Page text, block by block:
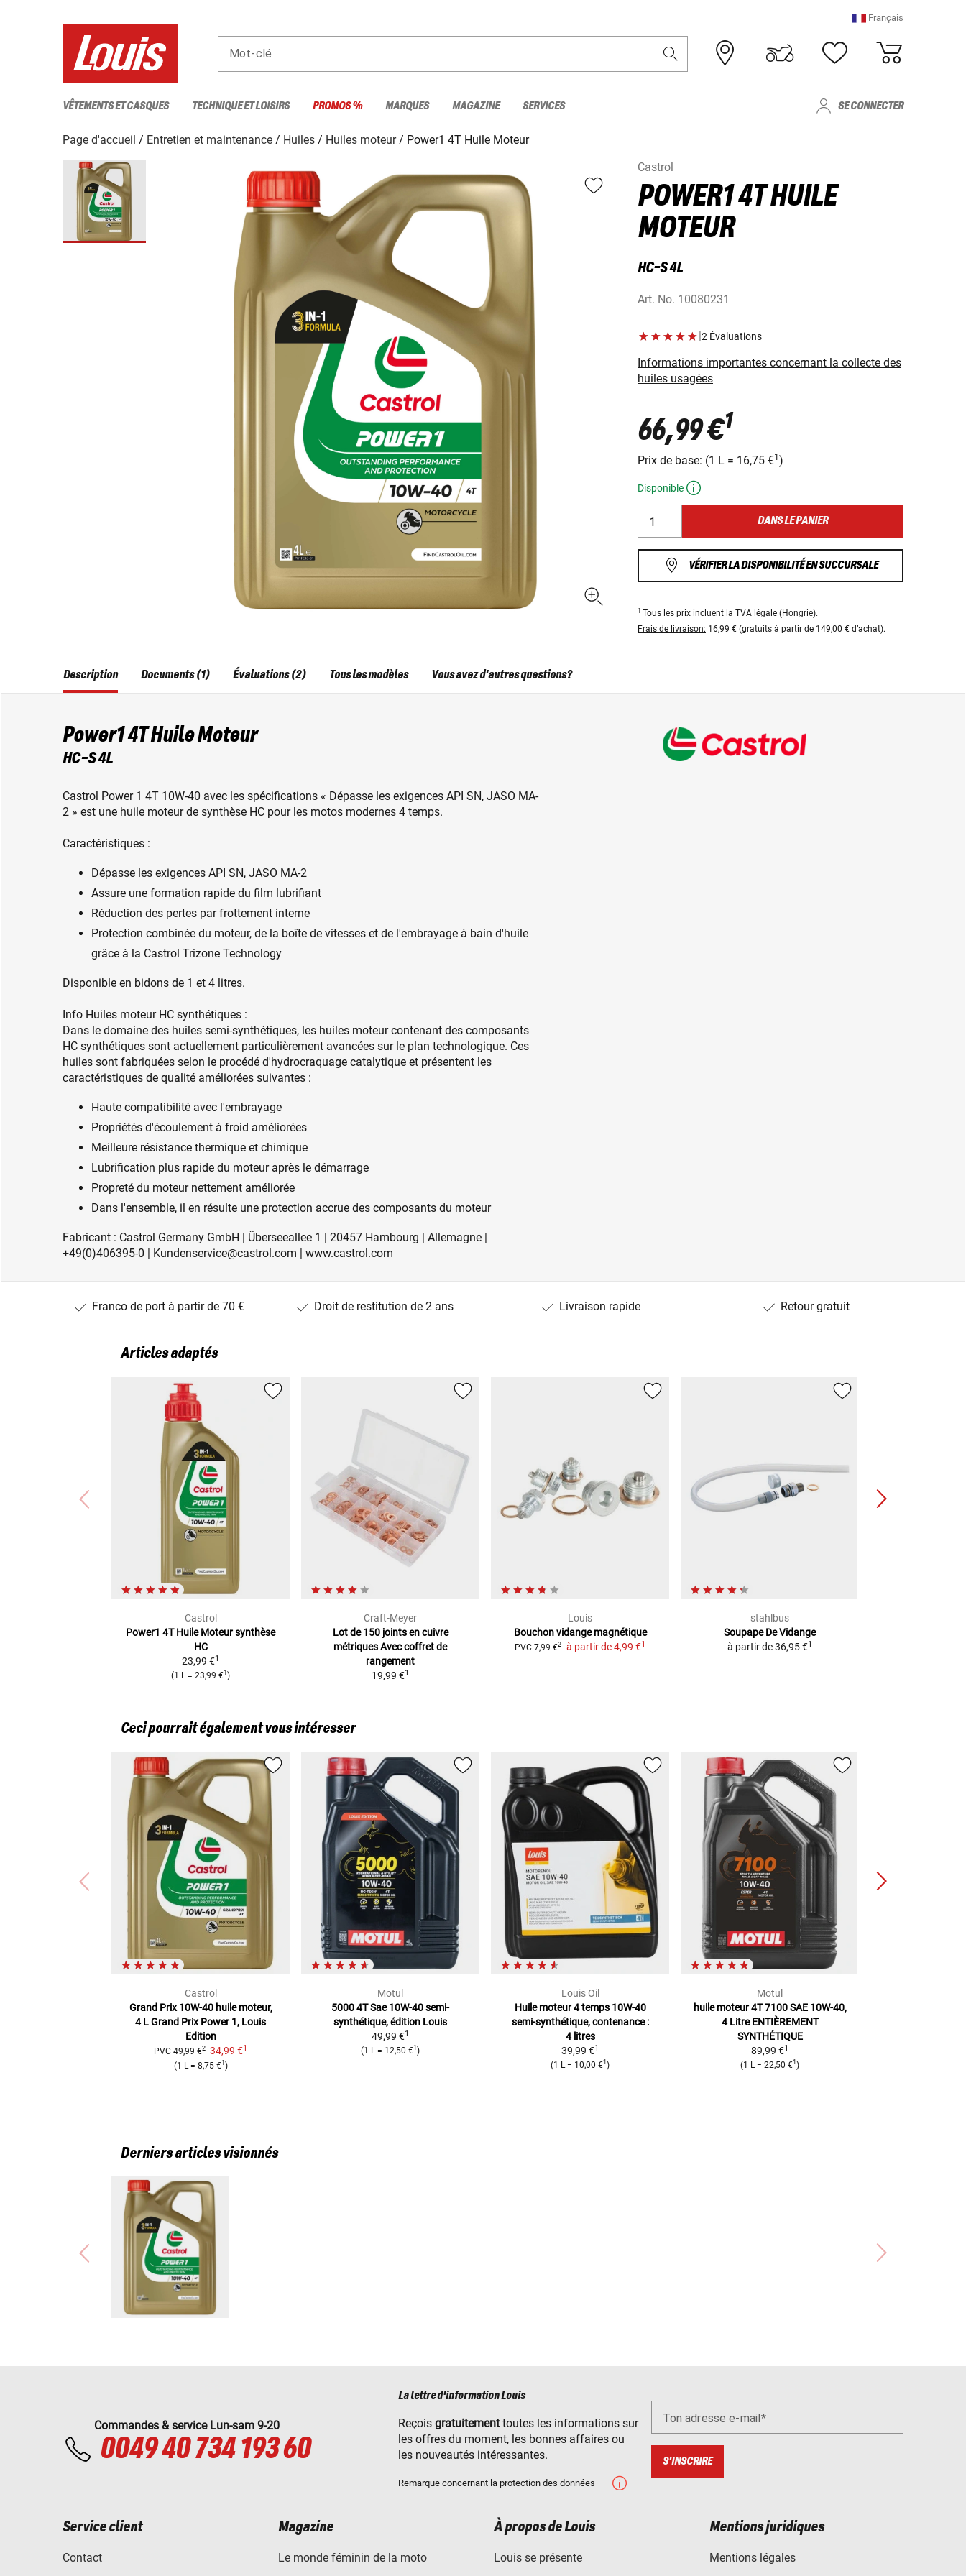
Français
Mot-clé
VÊTEMENTS ET CASQUES TECHNIQUE ET LOISIRS PROMOS % MARQUES MAGAZINE SERVICES SE CONNECTER
Page d'accueil Entretien et maintenance Huiles Huiles moteur
Power1 4T Huile Moteur
Castrol
POWER1 4T HUILE
MOTEUR
HC-S 4L
Art. No. 10080231
|2 Évaluations
Informations importantes concernant la collecte des
huiles usagées
66,99 €1
Prix ​​de base: (1 L = 16,75 €1)
Disponible
DANS LE PANIER
VÉRIFIER LA DISPONIBILITÉ EN SUCCURSALE
1 Tous les prix incluent la TVA légale (Hongrie).
Frais de livraison: 16,99 € (gratuits à partir de 149,00 € d’achat).
Description
Power1 4T Huile Moteur
HC-S 4L
Castrol Power 1 4T 10W-40 avec les spécifications « Dépasse les exigences API SN, JASO MA-
2 » est une huile moteur de synthèse HC pour les motos modernes 4 temps.
Caractéristiques :
Dépasse les exigences API SN, JASO MA-2
Assure une formation rapide du film lubrifiant
Réduction des pertes par frottement interne
Protection combinée du moteur, de la boîte de vitesses et de l'embrayage à bain d'huile
grâce à la Castrol Trizone Technology
Disponible en bidons de 1 et 4 litres.
Info Huiles moteur HC synthétiques :
Dans le domaine des huiles semi-synthétiques, les huiles moteur contenant des composants
HC synthétiques sont actuellement particulièrement avancées sur le plan technologique. Ces
huiles sont fabriquées selon le procédé d'hydrocraquage catalytique et présentent les
caractéristiques de qualité améliorées suivantes :
Haute compatibilité avec l'embrayage
Propriétés d'écoulement à froid améliorées
Meilleure résistance thermique et chimique
Lubrification plus rapide du moteur après le démarrage
Propreté du moteur nettement améliorée
Dans l'ensemble, il en résulte une protection accrue des composants du moteur
Fabricant : Castrol Germany GmbH | Überseeallee 1 | 20457 Hambourg | Allemagne |
+49(0)406395-0 | Kundenservice@castrol.com | www.castrol.com
Documents (1) Évaluations (2) Tous les modèles Vous avez d'autres questions?
Franco de port à partir de 70 € Droit de restitution de 2 ans Livraison rapide Retour gratuit
Articles adaptés
Castrol
Power1 4T Huile Moteursynthèse
HC
23,99 €1
(1 L= 23,99 €1 )
Craft-Meyer
Lot de 150 joints en cuivre
métriquesAvec coffret de
rangement
19,99 €1
Louis
Bouchon vidange magnétique
PVC 7,99 €2 à partir de 4,99 €1
stahlbus
Soupape De Vidange
à partir de36,95 €1
Ceci pourrait également vous intéresser
Castrol
Grand Prix 10W-40 huile moteur,
4 LGrand Prix Power 1, Louis
Edition
PVC 49,99 €2 34,99 €1
(1 L = 8,75 €1 )
Motul
5000 4T Sae 10W-40semi-
synthétique, édition Louis
49,99 €1
(1 L = 12,50 €1 )
Louis Oil
Huile moteur 4 temps 10W-40
semi-synthétique, contenance :
4 litres
39,99 €1
(1 L = 10,00 €1 )
Motul
huile moteur 4T 7100 SAE 10W-40,
4 Litre ENTIÈREMENT
SYNTHÉTIQUE
89,99 €1
(1 L = 22,50 €1 )
Derniers articles visionnés
Commandes & service Lun-sam 9-20
0049 40 734 193 60
La lettre d'information Louis
Reçois gratuitementtoutes les informations sur
les offres du moment, les bonnes affaires ou
les nouveautés intéressantes.
Remarque concernant la protection des données
Ton adresse e-mail
S'INSCRIRE
Service client
Contact
Magazine
Le monde féminin de la moto
À propos de Louis
Louis se présente
Mentions juridiques
Mentions légales